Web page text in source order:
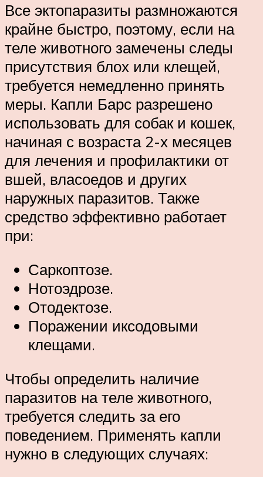
Все эктопаразиты размножаются
крайне быстро, поэтому, если на
теле животного замечены следы
присутствия блох или клещей,
требуется немедленно принять
меры. Капли Барс разрешено
использовать для собак и кошек,
начиная с возраста 2-х месяцев
для лечения и профилактики от
вшей, власоедов и других
наружных паразитов. Также
средство эффективно работает
при:
Саркоптозе.
Нотоэдрозе.
Отодектозе.
Поражении иксодовыми
клещами.
Чтобы определить наличие
паразитов на теле животного,
требуется следить за его
поведением. Применять капли
нужно в следующих случаях: